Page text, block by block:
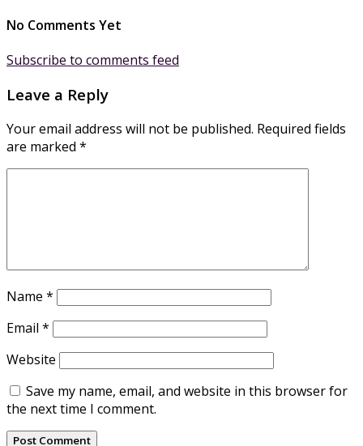
No Comments Yet
Subscribe to comments feed
Leave a Reply
Your email address will not be published. Required fields
are marked *
Name *
Email *
Website
Save my name, email, and website in this browser for
the next time I comment.